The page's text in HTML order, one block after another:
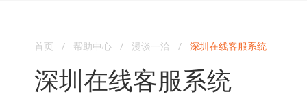
首页 / 帮助中心 / 漫谈一洽 / 深圳在线客服系统
深圳在线客服系统